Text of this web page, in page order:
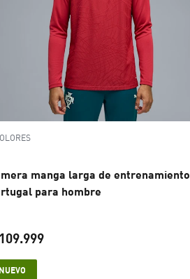
manga larga de entrenamiento
para hombre
NUEVO